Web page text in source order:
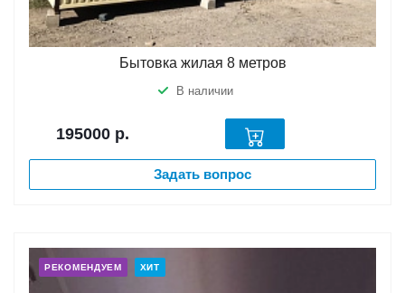
Бытовка жилая 8 метров
В наличии
195000 р.
Задать вопрос
РЕКОМЕНДУЕМ ХИТ